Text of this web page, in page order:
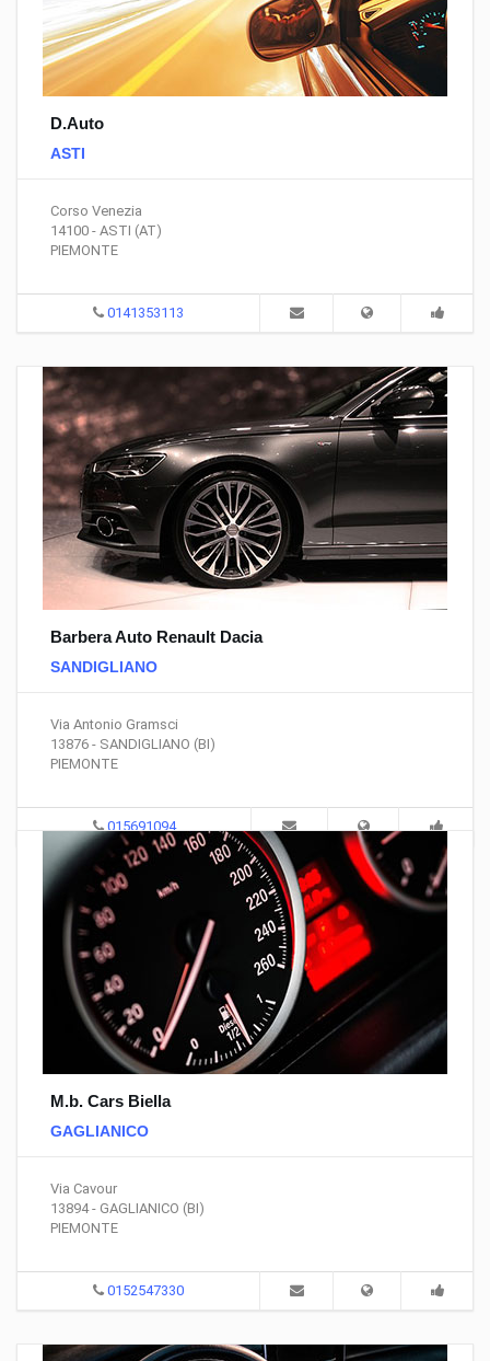
D.Auto
ASTI
Corso Venezia
14100 - ASTI (AT)
PIEMONTE
0141353113
Barbera Auto Renault Dacia
SANDIGLIANO
Via Antonio Gramsci
13876 - SANDIGLIANO (BI)
PIEMONTE
015691094
M.b. Cars Biella
GAGLIANICO
Via Cavour
13894 - GAGLIANICO (BI)
PIEMONTE
0152547330